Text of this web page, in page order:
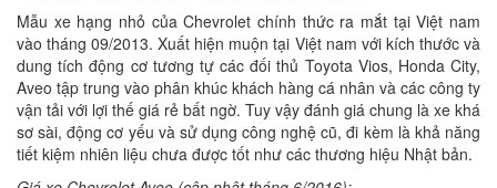
Mẫu xe hạng nhỏ của Chevrolet chính thức ra mắt tại Việt nam
vào tháng 09/2013. Xuất hiện muộn tại Việt nam với kích thước và
dung tích động cơ tương tự các đối thủ Toyota Vios, Honda City,
Aveo tập trung vào phân khúc khách hàng cá nhân và các công ty
vận tải với lợi thế giá rẻ bất ngờ. Tuy vậy đánh giá chung là xe khá
sơ sài, động cơ yếu và sử dụng công nghệ cũ, đi kèm là khả năng
tiết kiệm nhiên liệu chưa được tốt như các thương hiệu Nhật bản.